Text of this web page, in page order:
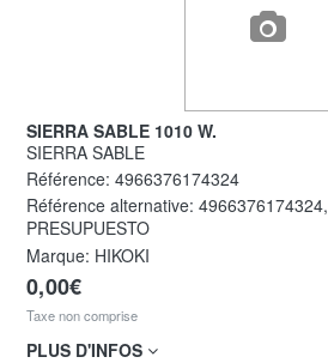
SIERRA SABLE 1010 W.
SIERRA SABLE
Référence: 4966376174324
Référence alternative: 4966376174324,
PRESUPUESTO
Marque: HIKOKI
0,00€
Taxe non comprise
PLUS D'INFOS